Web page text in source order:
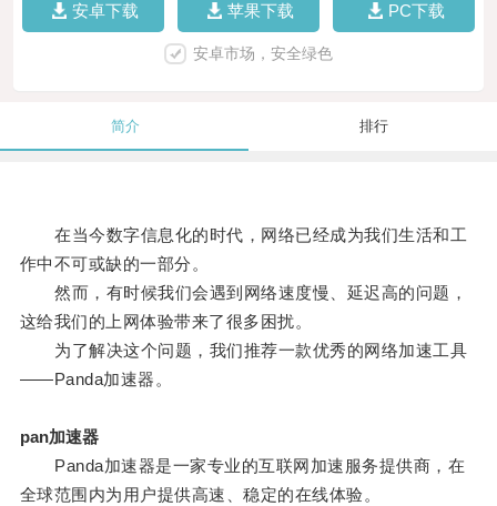
安卓下载 苹果下载 PC下载
安卓市场，安全绿色
简介 排行
在当今数字信息化的时代，网络已经成为我们生活和工
作中不可或缺的一部分。
然而，有时候我们会遇到网络速度慢、延迟高的问题，
这给我们的上网体验带来了很多困扰。
为了解决这个问题，我们推荐一款优秀的网络加速工具
——Panda加速器。
pan加速器
Panda加速器是一家专业的互联网加速服务提供商，在
全球范围内为用户提供高速、稳定的在线体验。